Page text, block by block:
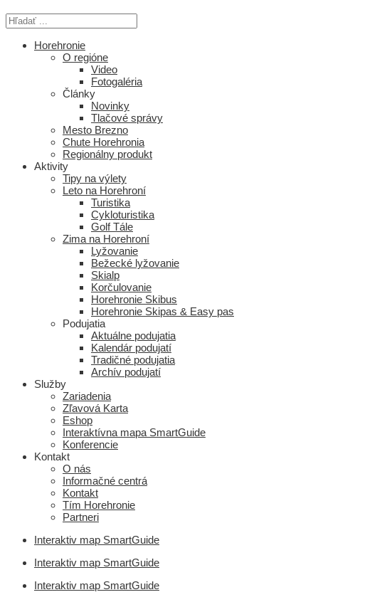
Horehronie
O regióne
Video
Fotogaléria
Články
Novinky
Tlačové správy
Mesto Brezno
Chute Horehronia
Regionálny produkt
Aktivity
Tipy na výlety
Leto na Horehroní
Turistika
Cykloturistika
Golf Tále
Zima na Horehroní
Lyžovanie
Bežecké lyžovanie
Skialp
Korčulovanie
Horehronie Skibus
Horehronie Skipas & Easy pas
Podujatia
Aktuálne podujatia
Kalendár podujatí
Tradičné podujatia
Archív podujatí
Služby
Zariadenia
Zľavová Karta
Eshop
Interaktívna mapa SmartGuide
Konferencie
Kontakt
O nás
Informačné centrá
Kontakt
Tím Horehronie
Partneri
Interaktiv map SmartGuide
Interaktiv map SmartGuide
Interaktiv map SmartGuide